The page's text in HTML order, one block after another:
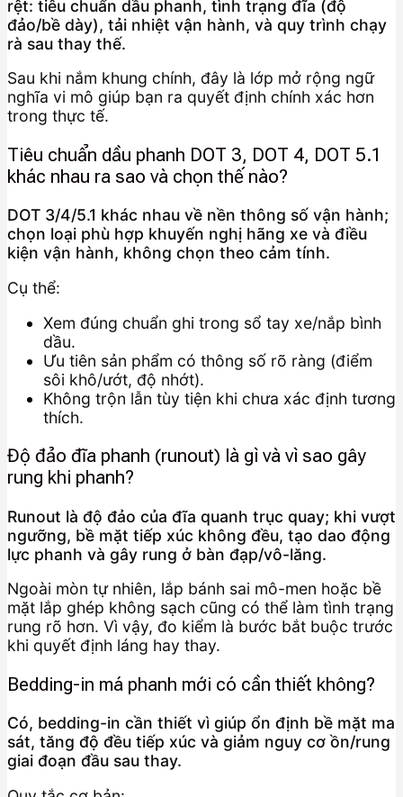
rệt: tiêu chuẩn dầu phanh, tình trạng đĩa (độ
đảo/bề dày), tải nhiệt vận hành, và quy trình chạy
rà sau thay thế.
Sau khi nắm khung chính, đây là lớp mở rộng ngữ
nghĩa vi mô giúp bạn ra quyết định chính xác hơn
trong thực tế.
Tiêu chuẩn dầu phanh DOT 3, DOT 4, DOT 5.1
khác nhau ra sao và chọn thế nào?
DOT 3/4/5.1 khác nhau về nền thông số vận hành;
chọn loại phù hợp khuyến nghị hãng xe và điều
kiện vận hành, không chọn theo cảm tính.
Cụ thể:
Xem đúng chuẩn ghi trong sổ tay xe/nắp bình
dầu.
Ưu tiên sản phẩm có thông số rõ ràng (điểm
sôi khô/ướt, độ nhớt).
Không trộn lẫn tùy tiện khi chưa xác định tương
thích.
Độ đảo đĩa phanh (runout) là gì và vì sao gây
rung khi phanh?
Runout là độ đảo của đĩa quanh trục quay; khi vượt
ngưỡng, bề mặt tiếp xúc không đều, tạo dao động
lực phanh và gây rung ở bàn đạp/vô-lăng.
Ngoài mòn tự nhiên, lắp bánh sai mô-men hoặc bề
mặt lắp ghép không sạch cũng có thể làm tình trạng
rung rõ hơn. Vì vậy, đo kiểm là bước bắt buộc trước
khi quyết định láng hay thay.
Bedding-in má phanh mới có cần thiết không?
Có, bedding-in cần thiết vì giúp ổn định bề mặt ma
sát, tăng độ đều tiếp xúc và giảm nguy cơ ồn/rung
giai đoạn đầu sau thay.